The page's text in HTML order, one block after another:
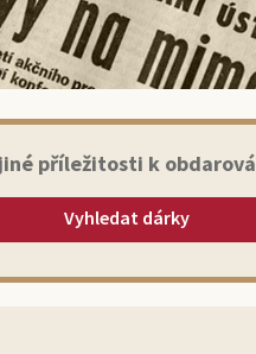
dárkem:
příležitosti k
Vyhledat dárky